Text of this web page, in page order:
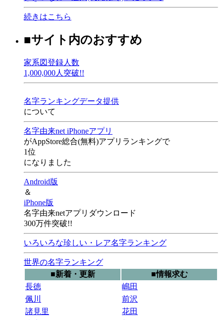
続きはこちら
■サイト内のおすすめ
家系図登録人数
1,000,000人突破!!
名字ランキングデータ提供
について
名字由来net iPhoneアプリ
がAppStore総合(無料)アプリランキングで
1位
になりました
Android版
＆
iPhone版
名字由来netアプリダウンロード
300万件突破!!
いろいろな珍しい・レア名字ランキング
世界の名字ランキング
■新着・更新
■情報求む
長徳
嶋田
佩川
前沢
諸見里
花田